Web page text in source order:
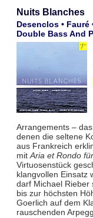
Nuits Blanches
Desenclos • Fauré
Double Bass And
Arrangements –
denen die seltene
aus Frankreich
mitAria et Rondo
Virtuosenstück
klangvollen Einsatz
darf Michael Rieber
bis zur höchsten
Goerlich auf dem
rauschenden